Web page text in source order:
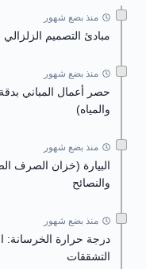
منذ بضع شهور
مبادئ التصميم
منذ بضع شهور
حصر أعمال المباني
والمياه)
منذ بضع شهور
البيارة (خزان الصرف
والنصائح
منذ بضع شهور
درجة حرارة الخرسانة:
التشققات